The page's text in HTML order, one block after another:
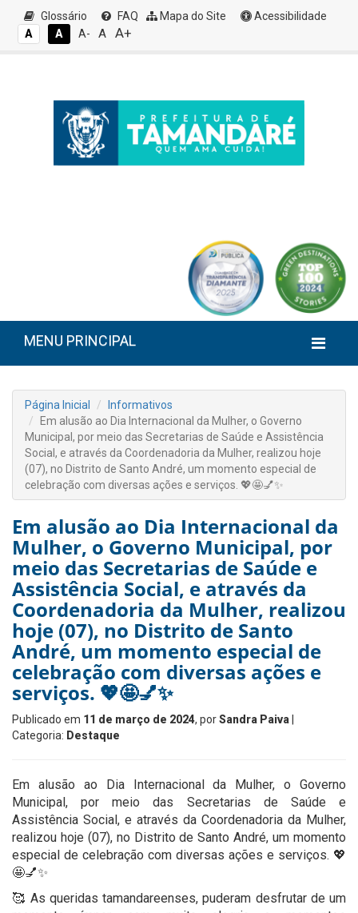
Glossário FAQ Mapa do Site
Acessibilidade
A
A A- A A+
MENU PRINCIPAL
Página Inicial
Informativos
Em alusão ao Dia Internacional da Mulher, o Governo
Municipal, por meio das Secretarias de Saúde e Assistência
Social, e através da Coordenadoria da Mulher, realizou hoje
(07), no Distrito de Santo André, um momento especial de
celebração com diversas ações e serviços. 💖🤩💅✨
Em alusão ao Dia Internacional da
Mulher, o Governo Municipal, por
meio das Secretarias de Saúde e
Assistência Social, e através da
Coordenadoria da Mulher, realizou
hoje (07), no Distrito de Santo
André, um momento especial de
celebração com diversas ações e
serviços. 💖🤩💅✨
Publicado em 11 de março de 2024, porSandra Paiva
Categoria: Destaque
Em alusão ao Dia Internacional da Mulher, o Governo
Municipal, por meio das Secretarias de Saúde e
Assistência Social, e através da Coordenadoria da Mulher,
realizou hoje (07), no Distrito de Santo André, um momento
especial de celebração com diversas ações e serviços. 💖
🤩💅✨
🥰 As queridas tamandareenses, puderam desfrutar de um